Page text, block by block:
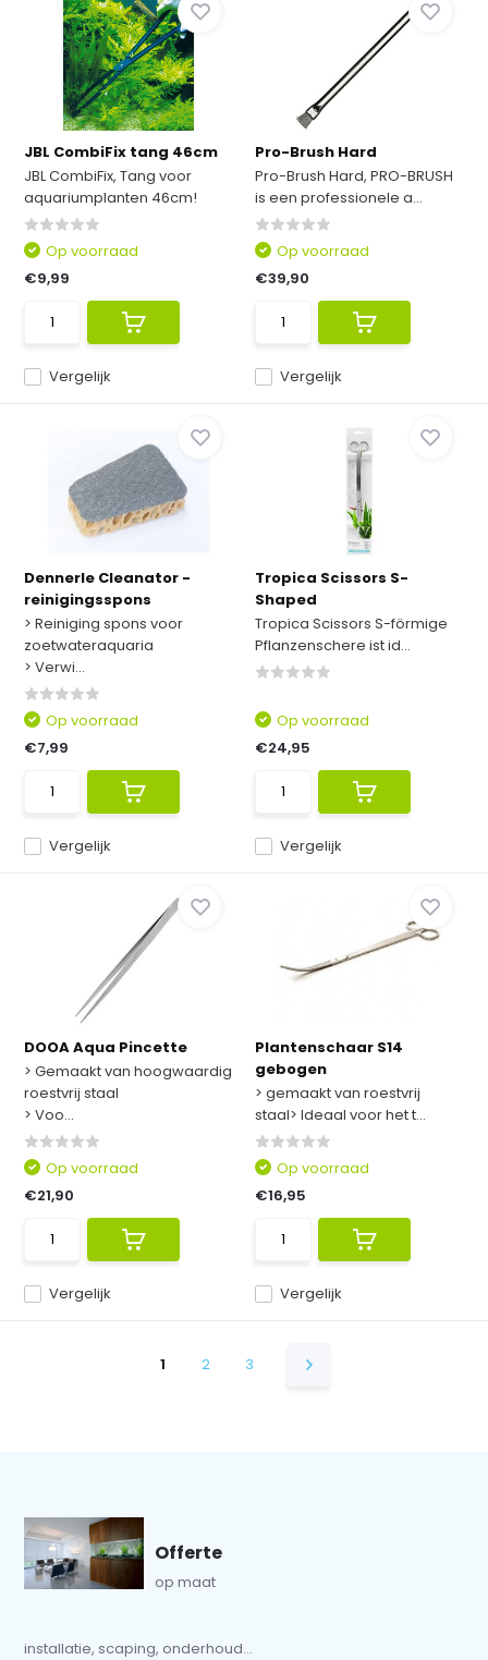
JBL CombiFix tang 46cm
JBL CombiFix, Tang voor
aquariumplanten 46cm!
Vergelijk
Op voorraad
€9,99
Pro-Brush Hard
Pro-Brush Hard, PRO-BRUSH
is een professionele a...
Vergelijk
Op voorraad
€39,90
Dennerle Cleanator -
reinigingsspons
> Reiniging spons voor
zoetwateraquaria
> Verwi...
Vergelijk
Op voorraad
€7,99
Tropica Scissors S-
Shaped
Tropica Scissors S-förmige
Pflanzenschere ist id...
Vergelijk
Op voorraad
€24,95
DOOA Aqua Pincette
> Gemaakt van hoogwaardig
roestvrij staal
> Voo...
Vergelijk
Op voorraad
€21,90
Plantenschaar S14
gebogen
> gemaakt van roestvrij
staal> Ideaal voor het t...
Vergelijk
Op voorraad
€16,95
1 2 3
Offerte
op maat
installatie, scaping, onderhoud...